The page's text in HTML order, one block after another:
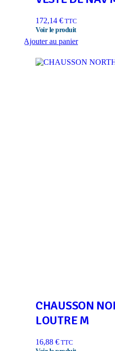
172,14 € TTC
Ajouter au panier
CHAUSSON
LOUTRE M
16,88 € TTC